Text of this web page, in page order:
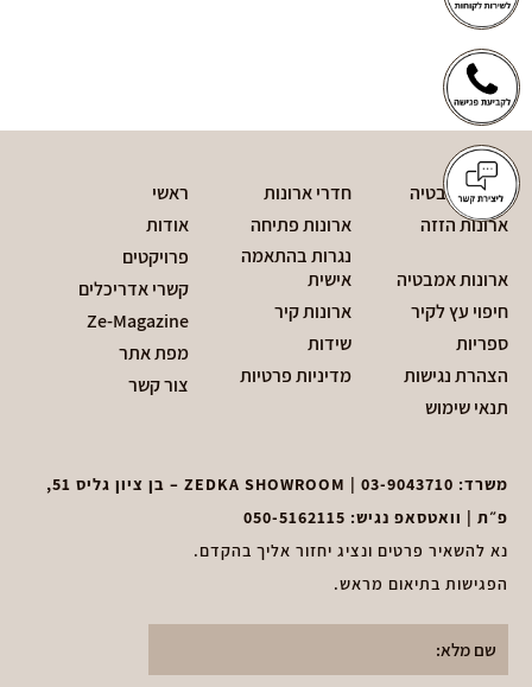
חדרי אמבטיה
חדרי ארונות
ארונות הזזה
ארונות פתיחה
ארונות אמבטיה
נגרות בהתאמה
אישית
חיפוי עץ לקיר
ארונות קיר
ספריות
שידות
הצהרת נגישות
מדיניות פרטיות
תנאי שימוש
ראשי
אודות
פרויקטים
קשרי אדריכלים
Ze-Magazine
מפת אתר
צור קשר
משרד: 03-9043710
| ZEDKA SHOWROOM – בן ציון גליס 51,
פ״ת | וואטסאפ נגיש: 050-5162115
נא להשאיר פרטים ונציג יחזור אליך בהקדם.
הפגישות בתיאום מראש.